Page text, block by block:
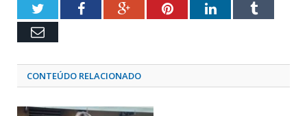
TwitterFacebookGoogle+PinterestLinkedInTumblr
Email
CONTEÚDO RELACIONADO